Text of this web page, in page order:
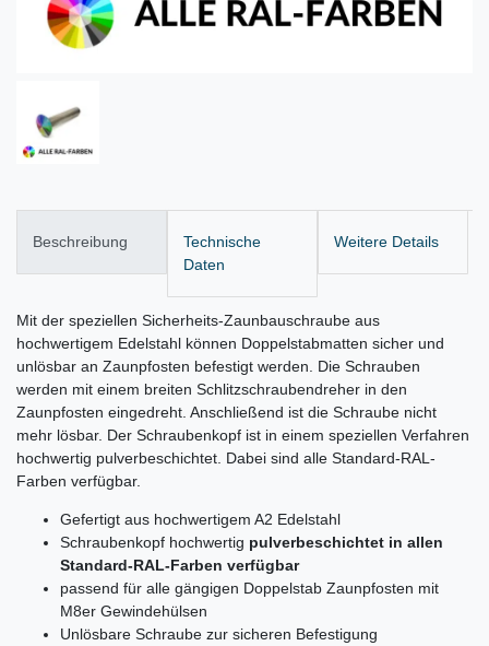
Beschreibung
Technische
Daten
Weitere Details
Mit der speziellen Sicherheits-Zaunbauschraube aus
hochwertigem Edelstahl können Doppelstabmatten sicher und
unlösbar an Zaunpfosten befestigt werden. Die Schrauben
werden mit einem breiten Schlitzschraubendreher in den
Zaunpfosten eingedreht. Anschließend ist die Schraube nicht
mehr lösbar. Der Schraubenkopf ist in einem speziellen Verfahren
hochwertig pulverbeschichtet. Dabei sind alle Standard-RAL-
Farben verfügbar.
Gefertigt aus hochwertigem A2 Edelstahl
Schraubenkopf hochwertig pulverbeschichtet in allen
Standard-RAL-Farben verfügbar
passend für alle gängigen Doppelstab Zaunpfosten mit
M8er Gewindehülsen
Unlösbare Schraube zur sicheren Befestigung